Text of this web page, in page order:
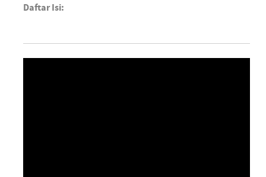
Daftar Isi: